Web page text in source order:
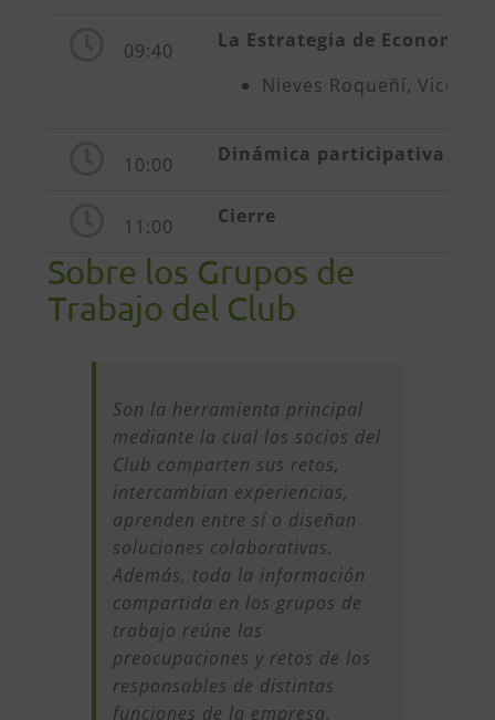
09:40
La Estrategia de Economía
Nieves Roqueñí,
10:00 Dinámica participativa en
11:00 Cierre
Sobre los Grupos de
Trabajo del Club
Son la herramienta principal
mediante la cual los socios del
Club comparten sus retos,
intercambian experiencias,
aprenden entre sí o diseñan
soluciones colaborativas.
Además, toda la información
compartida en los grupos de
trabajo reúne las
preocupaciones y retos de los
responsables de distintas
funciones de la empresa,